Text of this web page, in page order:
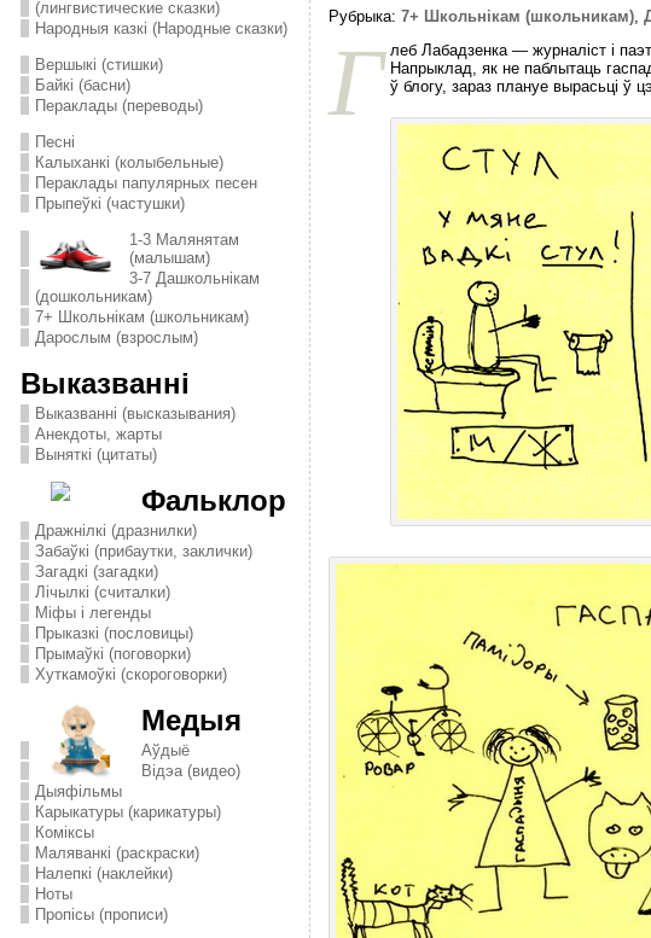
(лингвистические сказки)
Народныя казкі (Народные сказки)
Вершыкі (стишки)
Байкі (басни)
Пераклады (переводы)
Песні
Калыханкі (колыбельные)
Пераклады папулярных песен
Прыпеўкі (частушки)
1-3 Малянятам
(малышам)
3-7 Дашкольнікам
(дошкольникам)
7+ Школьнікам (школьникам)
Дарослым (взрослым)
Выказванні
Выказванні (высказывания)
Анекдоты, жарты
Выняткі (цитаты)
Фальклор
Дражнілкі (дразнилки)
Забаўкі (прибаутки, заклички)
Загадкі (загадки)
Лічылкі (считалки)
Міфы і легенды
Прыказкі (пословицы)
Прымаўкі (поговорки)
Хуткамоўкі (скороговорки)
Медыя
Аўдыё
Відэа (видео)
Дыяфільмы
Карыкатуры (карикатуры)
Комiксы
Маляванкі (раскраски)
Налепкі (наклейки)
Ноты
Пропісы (прописи)
Рубрыка: 7+ Школьнікам (школьникам),
Г леб Лабадзенка — журналіст і
Напрыклад, як не паблытаць
ў блогу, зараз плануе вырасьці ў